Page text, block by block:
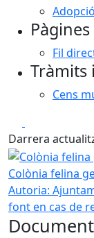
Pàgines
Fil
Tràmits
Cens
Darrera
Colònia felina
Colònia felina
Autoria:
font en cas de